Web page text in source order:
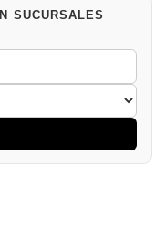
SUCURSALES